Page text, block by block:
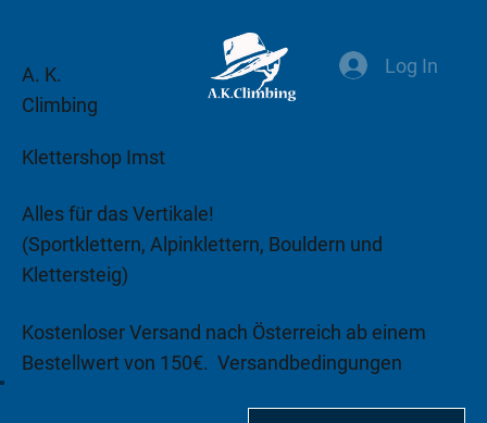
A. K.
Climbing
Klettershop Imst
Alles für das Vertikale!
(Sportklettern, Alpinklettern, Bouldern und
Klettersteig)
Kostenloser Versand nach Österreich ab einem
Bestellwert von 150€. Versandbedingungen
Log In